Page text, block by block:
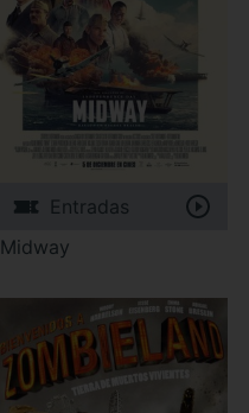
Entradas
Midway